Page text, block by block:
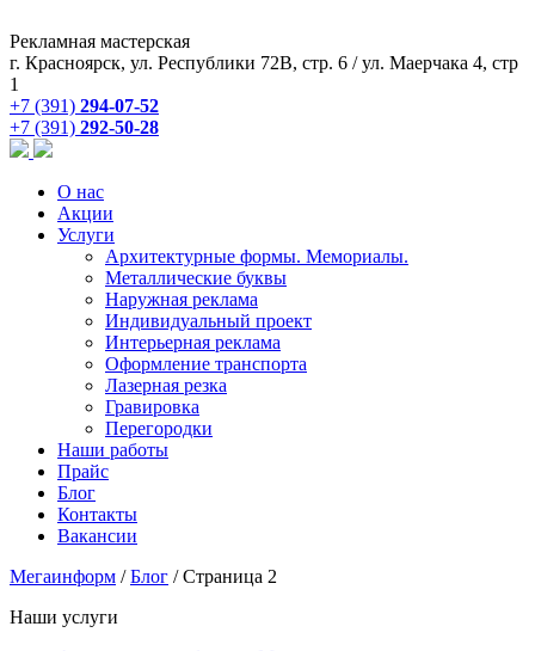
Рекламная мастерская
г. Красноярск, ул. Республики 72В, стр. 6 / ул. Маерчака 4, стр
1
+7 (391) 294-07-52
+7 (391) 292-50-28
О нас
Акции
Услуги
Архитектурные формы. Мемориалы.
Металлические буквы
Наружная реклама
Индивидуальный проект
Интерьерная реклама
Оформление транспорта
Лазерная резка
Гравировка
Перегородки
Наши работы
Прайс
Блог
Контакты
Вакансии
Мегаинформ /Блог /Страница 2
Наши услуги